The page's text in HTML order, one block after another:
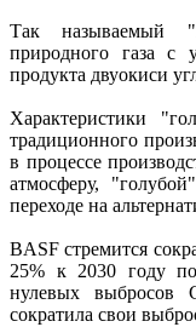
Так называемый
природного газа с
продукта двуокиси
Характеристики
традиционного
в процессе
атмосферу,
переходе на
BASF стремится
25% к 2030 году
нулевых выбросов
сократила свои